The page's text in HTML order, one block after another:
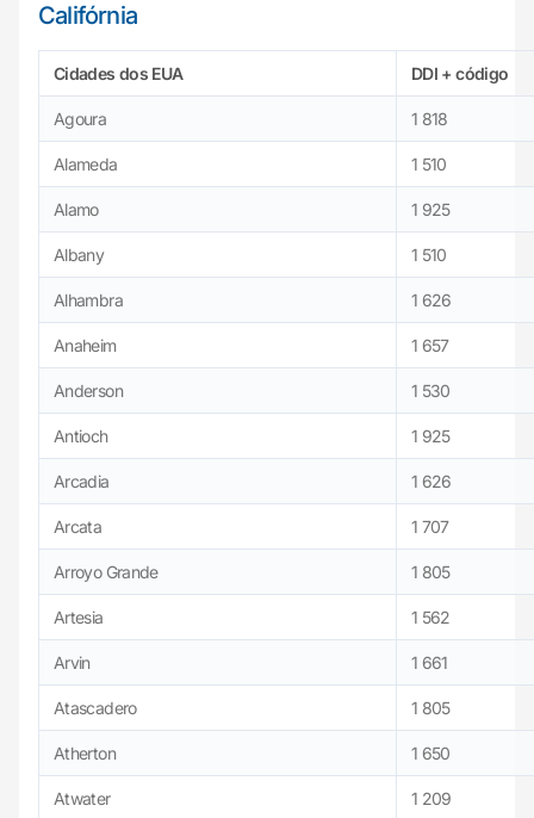
Califórnia
Cidades dos EUA DDI + código
Agoura 1 818
Alameda 1 510
Alamo 1 925
Albany 1 510
Alhambra 1 626
Anaheim 1 657
Anderson 1 530
Antioch 1 925
Arcadia 1 626
Arcata 1 707
Arroyo Grande 1 805
Artesia 1 562
Arvin 1 661
Atascadero 1 805
Atherton 1 650
Atwater 1 209